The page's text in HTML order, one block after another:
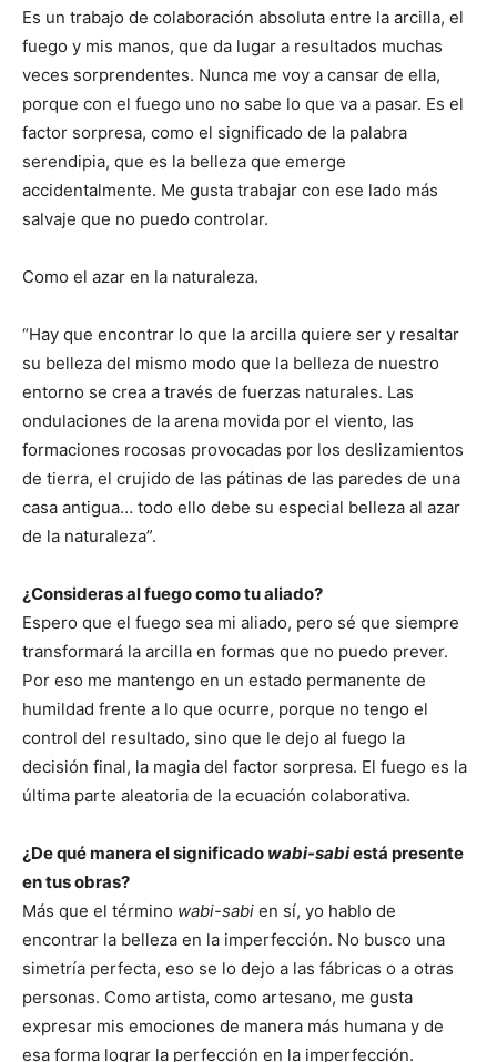
Es un trabajo de colaboración absoluta entre la arcilla, el
fuego y mis manos, que da lugar a resultados muchas
veces sorprendentes. Nunca me voy a cansar de ella,
porque con el fuego uno no sabe lo que va a pasar. Es el
factor sorpresa, como el significado de la palabra
serendipia, que es la belleza que emerge
accidentalmente. Me gusta trabajar con ese lado más
salvaje que no puedo controlar.
Como el azar en la naturaleza.
“Hay que encontrar lo que la arcilla quiere ser y resaltar
su belleza del mismo modo que la belleza de nuestro
entorno se crea a través de fuerzas naturales. Las
ondulaciones de la arena movida por el viento, las
formaciones rocosas provocadas por los deslizamientos
de tierra, el crujido de las pátinas de las paredes de una
casa antigua… todo ello debe su especial belleza al azar
de la naturaleza”.
¿Consideras al fuego como tu aliado?
Espero que el fuego sea mi aliado, pero sé que siempre
transformará la arcilla en formas que no puedo prever.
Por eso me mantengo en un estado permanente de
humildad frente a lo que ocurre, porque no tengo el
control del resultado, sino que le dejo al fuego la
decisión final, la magia del factor sorpresa. El fuego es la
última parte aleatoria de la ecuación colaborativa.
¿De qué manera el significado wabi-sabiestá presente
en tus obras?
Más que el término wabi-sabi en sí, yo hablo de
encontrar la belleza en la imperfección. No busco una
simetría perfecta, eso se lo dejo a las fábricas o a otras
personas. Como artista, como artesano, me gusta
expresar mis emociones de manera más humana y de
esa forma lograr la perfección en la imperfección.